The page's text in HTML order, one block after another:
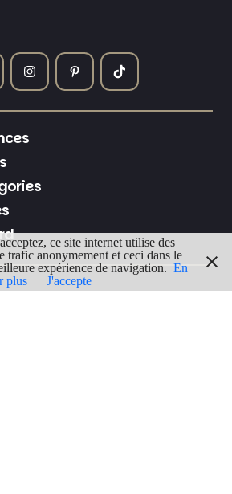
ce site internet utilise des
trafic anonymement et ceci dans le
expérience de navigation. En
plus
J'accepte